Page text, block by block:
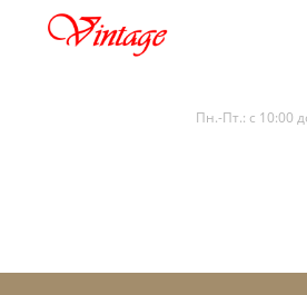
Пн.-Пт.: с 10:00